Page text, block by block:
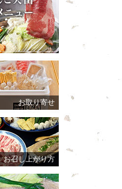
お取り寄せ
お召し上がり方